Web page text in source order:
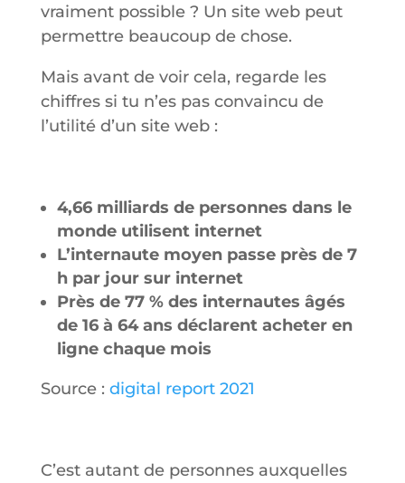
vraiment possible ? Un site web peut
permettre beaucoup de chose.
Mais avant de voir cela, regarde les
chiffres si tu n’es pas convaincu de
l’utilité d’un site web :
4,66 milliards de personnes dans le
monde utilisent internet
L’internaute moyen passe près de 7
h par jour sur internet
Près de 77 % des internautes âgés
de 16 à 64 ans déclarent acheter en
ligne chaque mois
Source : digital report 2021
C’est autant de personnes auxquelles